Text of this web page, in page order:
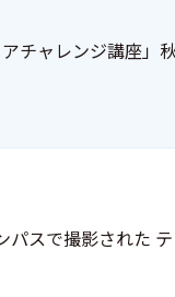
チャレンジ講座」
スで撮影された